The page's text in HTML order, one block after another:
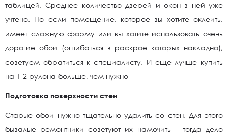
таблицей. Среднее количество дверей и окон в ней уже
учтено. Но если помещение, которое вы хотите оклеить,
имеет сложную форму или вы хотите использовать очень
дорогие обои (ошибаться в раскрое которых накладно),
советуем обратиться к специалисту. И еще лучше купить
на 1-2 рулона больше, чем нужно
Подготовка поверхности стен
Старые обои нужно тщательно удалить со стен. Для этого
бывалые ремонтники советуют их намочить – тогда дело